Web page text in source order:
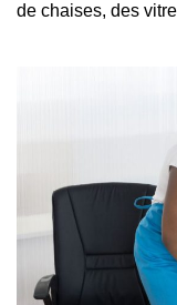
de chaises, des